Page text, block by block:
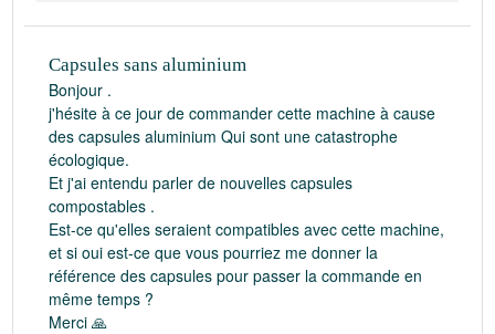
Capsules sans aluminium
Bonjour .
j'hésite à ce jour de commander cette machine à cause
des capsules aluminium Qui sont une catastrophe
écologique.
Et j'ai entendu parler de nouvelles capsules
compostables .
Est-ce qu'elles seraient compatibles avec cette machine,
et si oui est-ce que vous pourriez me donner la
référence des capsules pour passer la commande en
même temps ?
Merci 🙏